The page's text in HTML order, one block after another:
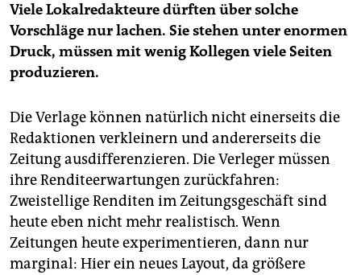
Viele Lokalredakteure dürften über solche
Vorschläge nur lachen. Sie stehen unter enormen
Druck, müssen mit wenig Kollegen viele Seiten
produzieren.
Die Verlage können natürlich nicht einerseits die
Redaktionen verkleinern und andererseits die
Zeitung ausdifferenzieren. Die Verleger müssen
ihre Renditeerwartungen zurückfahren:
Zweistellige Renditen im Zeitungsgeschäft sind
heute eben nicht mehr realistisch. Wenn
Zeitungen heute experimentieren, dann nur
marginal: Hier ein neues Layout, da größere